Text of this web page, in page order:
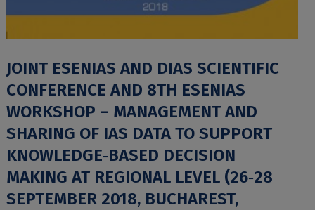
JOINT ESENIAS AND DIAS SCIENTIFIC
CONFERENCE AND 8TH ESENIAS
WORKSHOP – MANAGEMENT AND
SHARING OF IAS DATA TO SUPPORT
KNOWLEDGE‑BASED DECISION
MAKING AT REGIONAL LEVEL (26‑28
SEPTEMBER 2018, BUCHAREST,